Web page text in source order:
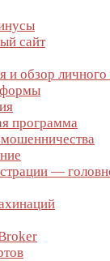
сайт
и обзор личного
программа
—